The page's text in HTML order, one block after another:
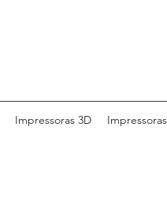
Impressoras 3D